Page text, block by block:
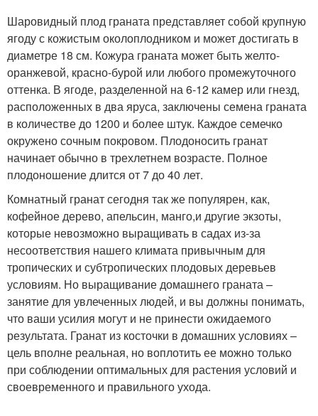
Шаровидный плод граната представляет собой крупную
ягоду с кожистым околоплодником и может достигать в
диаметре 18 см. Кожура граната может быть желто-
оранжевой, красно-бурой или любого промежуточного
оттенка. В ягоде, разделенной на 6-12 камер или гнезд,
расположенных в два яруса, заключены семена граната
в количестве до 1200 и более штук. Каждое семечко
окружено сочным покровом. Плодоносить гранат
начинает обычно в трехлетнем возрасте. Полное
плодоношение длится от 7 до 40 лет.
Комнатный гранат сегодня так же популярен, как,
кофейное дерево, апельсин, манго,и другие экзоты,
которые невозможно выращивать в садах из-за
несоответствия нашего климата привычным для
тропических и субтропических плодовых деревьев
условиям. Но выращивание домашнего граната –
занятие для увлеченных людей, и вы должны понимать,
что ваши усилия могут и не принести ожидаемого
результата. Гранат из косточки в домашних условиях –
цель вполне реальная, но воплотить ее можно только
при соблюдении оптимальных для растения условий и
своевременного и правильного ухода.